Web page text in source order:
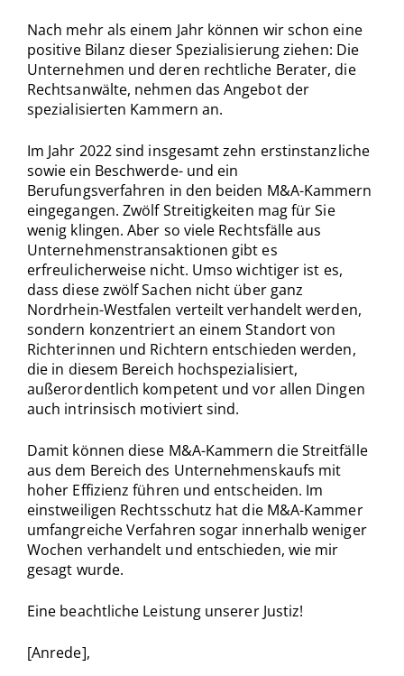
Nach mehr als einem Jahr können wir schon eine
positive Bilanz dieser Spezialisierung ziehen: Die
Unternehmen und deren rechtliche Berater, die
Rechtsanwälte, nehmen das Angebot der
spezialisierten Kammern an.
Im Jahr 2022 sind insgesamt zehn erstinstanzliche
sowie ein Beschwerde- und ein
Berufungsverfahren in den beiden M&A-Kammern
eingegangen. Zwölf Streitigkeiten mag für Sie
wenig klingen. Aber so viele Rechtsfälle aus
Unternehmenstransaktionen gibt es
erfreulicherweise nicht. Umso wichtiger ist es,
dass diese zwölf Sachen nicht über ganz
Nordrhein-Westfalen verteilt verhandelt werden,
sondern konzentriert an einem Standort von
Richterinnen und Richtern entschieden werden,
die in diesem Bereich hochspezialisiert,
außerordentlich kompetent und vor allen Dingen
auch intrinsisch motiviert sind.
Damit können diese M&A-Kammern die Streitfälle
aus dem Bereich des Unternehmenskaufs mit
hoher Effizienz führen und entscheiden. Im
einstweiligen Rechtsschutz hat die M&A-Kammer
umfangreiche Verfahren sogar innerhalb weniger
Wochen verhandelt und entschieden, wie mir
gesagt wurde.
Eine beachtliche Leistung unserer Justiz!
[Anrede],